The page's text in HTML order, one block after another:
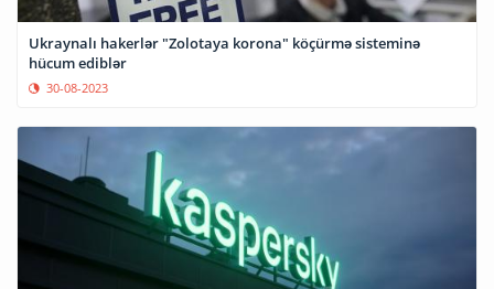
Ukraynalı hakerlər "Zolotaya korona" köçürmə sisteminə
hücum ediblər
30-08-2023